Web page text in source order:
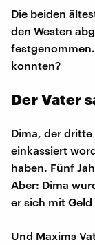
Die beiden
den Westen
konnten?
Der Vater
Dima, der
einkassiert
haben. Fünf
Aber: Dima
er sich mit
Und Maxims